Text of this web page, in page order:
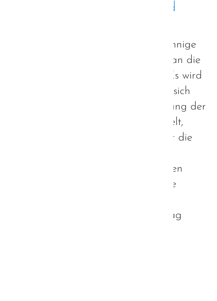
(Un-)Sinnige Therapien und
Oft genug werden Autisten in unsinnige
Therapien gepackt, um Sie besser an die
Gesellschaft anpassen zu können. Es wird
dabei aber nicht beachtet, dass es sich
hierbei weniger um eine Verbesserung der
Lebenssituation des Autisten handelt,
sondern eher eine Erleichterung für die
hingegen kaum. Wie solche aussehen
können und welche Chance hier die
könnte, möchte ich in diesem Beitrag